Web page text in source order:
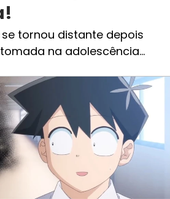
tornou distante depois
na adolescência…